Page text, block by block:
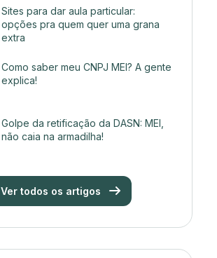
Sites para dar aula particular:
opções pra quem quer uma grana
extra
Como saber meu CNPJ MEI? A gente
explica!
Golpe da retificação da DASN: MEI,
não caia na armadilha!
Ver todos os artigos